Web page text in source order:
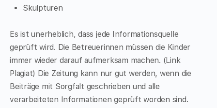
Skulpturen
Es ist unerheblich, dass jede Informationsquelle
geprüft wird. Die Betreuerinnen müssen die Kinder
immer wieder darauf aufmerksam machen. (Link
Plagiat) Die Zeitung kann nur gut werden, wenn die
Beiträge mit Sorgfalt geschrieben und alle
verarbeiteten Informationen geprüft worden sind.